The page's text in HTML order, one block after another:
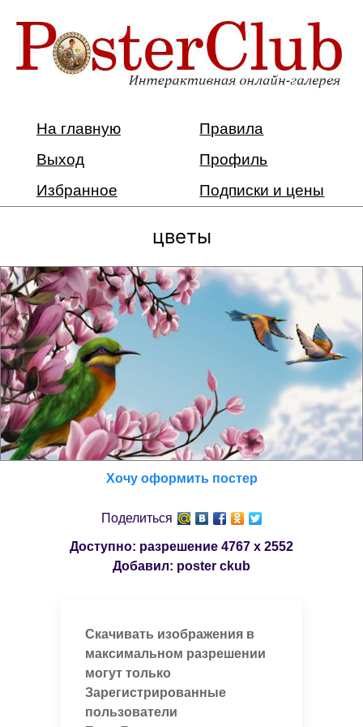
На главную
Правила
Выход
Профиль
Избранное
Подписки и цены
цветы
Хочу оформить постер
Поделиться
Доступно: разрешение 4767 x 2552
Добавил: poster ckub
Скачивать изображения в
максимальном разрешении
могут только
Зарегистрированные
пользователи